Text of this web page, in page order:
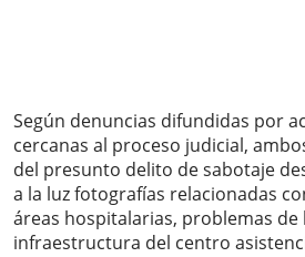
Según denuncias difundidas por
cercanas al proceso judicial,
del presunto delito de sabotaje
a la luz fotografías relacionadas
áreas hospitalarias, problemas de
infraestructura del centro